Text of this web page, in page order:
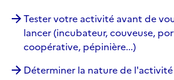
Tester votre activité avant de
lancer (incubateur, couveuse,
coopérative, pépinière...)
Déterminer la nature de